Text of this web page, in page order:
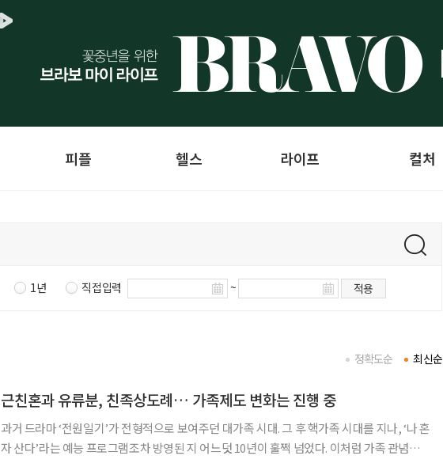
피플 헬스 라이프 컬처
1년 직접입력 ~ 적용
최신순
정확도순
근친혼과 유류분, 친족상도례… 가족제도 변화는 진행 중
과거 드라마 ‘전원일기’가 전형적으로 보여주던 대가족 시대. 그 후 핵가족 시대를 지나, ‘나 혼
자 산다’라는 예능 프로그램조차 방영된 지 어느덧 10년이 훌쩍 넘었다. 이처럼 가족 관념을